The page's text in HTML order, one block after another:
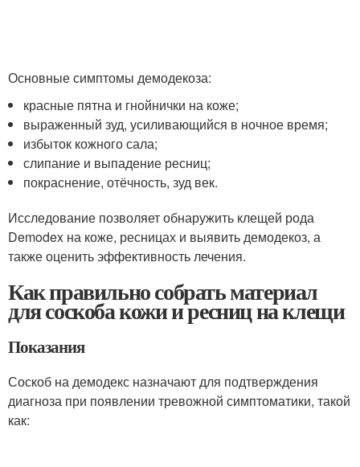
Основные симптомы демодекоза:
красные пятна и гнойнички на коже;
выраженный зуд, усиливающийся в ночное время;
избыток кожного сала;
слипание и выпадение ресниц;
покраснение, отёчность, зуд век.
Исследование позволяет обнаружить клещей рода
Demodex на коже, ресницах и выявить демодекоз, а
также оценить эффективность лечения.
Как правильно собрать материал
для соскоба кожи и ресниц на клещи
Показания
Соскоб на демодекс назначают для подтверждения
диагноза при появлении тревожной симптоматики, такой
как: